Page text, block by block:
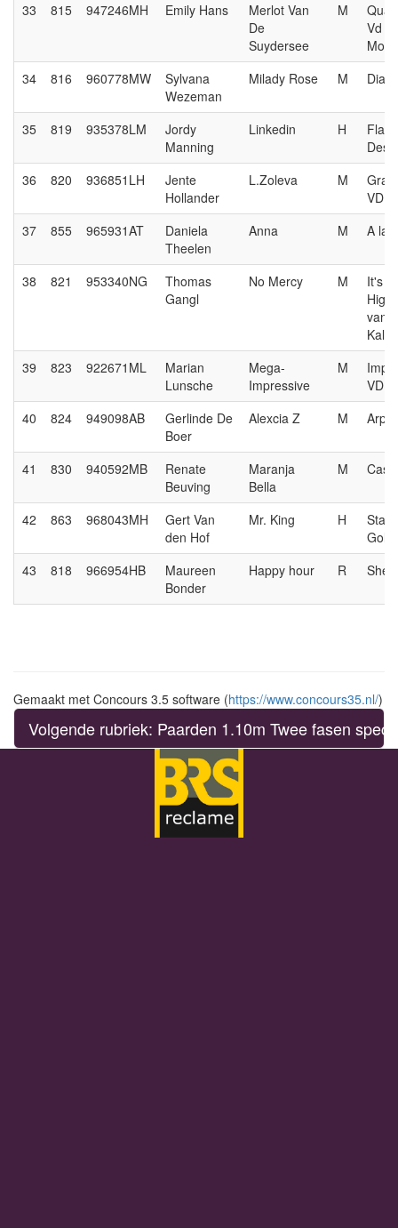
33 815 947246MH Emily Hans
Merlot Van
De
Suydersee
M
Vd
34
816 960778MW
Sylvana
Wezeman
Milady Rose M
35 819 935378LM
Jordy
Manning
Linkedin H
36
820 936851LH
Jente
Hollander
L.Zoleva M
VDL
37
855 965931AT
Daniela
Theelen
Anna M A la
38 821 953340NG
Thomas
Gangl
No Mercy M
It's
van
39
823 922671ML
Marian
Lunsche
Mega-
Impressive
M
VDL
40
824 949098AB
Gerlinde De
Boer
Alexcia Z M
41 830 940592MB
Renate
Beuving
Maranja
Bella
M
42 863 968043MH
Gert Van
den Hof
Mr. King H
Gold
43
818 966954HB
Maureen
Bonder
Happy hour R
Gemaakt met Concours 3.5 software (https://www.concours35.nl/)
Volgende rubriek: Paarden 1.10m Twee fasen